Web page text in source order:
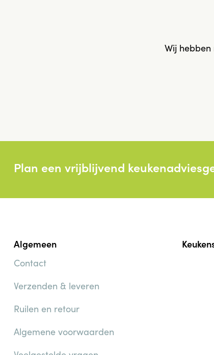
Wij
Plan een vrijblijvend
Algemeen
Contact
Verzenden & leveren
Ruilen en retour
Algemene voorwaarden